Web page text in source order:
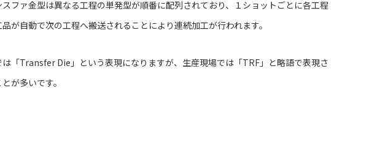
スファ金型は異なる工程の単発型が順番に配列されており、１ショットごとに各工程
が自動で次の工程へ搬送されることにより連続加工が行われます。
は「Transfer Die」という表現になりますが、生産現場では「TRF」と略語で表現さ
が多いです。